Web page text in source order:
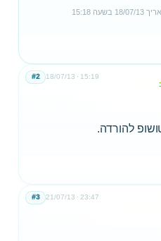
18/07/13 בשעה 15:18
18/07/13 15:19
#2
להורדה.
21/07/13 23:47
#3